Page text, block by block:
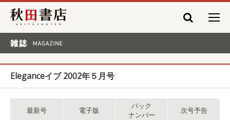
秋田書店
Eleganceイブ 2002年５月号
最新号 電子版
バック
ナンバー
次号予告